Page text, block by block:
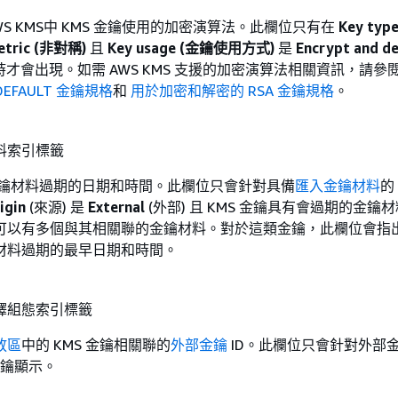
KMS中 KMS 金鑰使用的加密演算法。此欄位只有在 Key
(非對稱)且 Key usage (金鑰使用方式)是 Encrypt and
會出現。如需 AWS KMS 支援的加密演算法相關資訊，請參
金鑰規格和 用於加密和解密的 RSA 金鑰規格。
索引標籤
材料過期的日期和時間。此欄位只會針對具備匯入金鑰材料的
(來源) 是 External(外部) 且 KMS 金鑰具有會過期的金鑰
以有多個與其相關聯的金鑰材料。對於這類金鑰，此欄位會指
料過期的最早日期和時間。
組態索引標籤
區中的 KMS 金鑰相關聯的外部金鑰ID。此欄位只會針對外部
顯示。